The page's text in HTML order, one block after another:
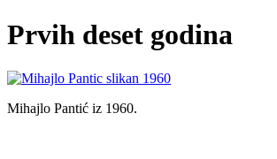
Prvih deset godina
Mihajlo Pantić iz 1960.